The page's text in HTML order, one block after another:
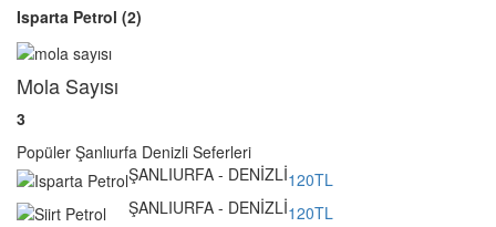
Isparta Petrol (2)
Mola Sayısı
3
Popüler Şanlıurfa Denizli Seferleri
ŞANLIURFA - DENİZLİ120TL
ŞANLIURFA - DENİZLİ120TL